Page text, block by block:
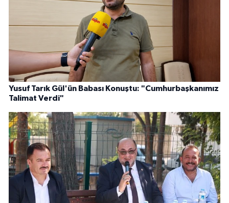
Yusuf Tarık Gül'ün Babası Konuştu: "Cumhurbaşkanımız
Talimat Verdi"